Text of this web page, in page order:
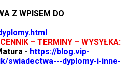
Z WPISEM DO
– TERMINY – WYSYŁKA:
- https://blog.vip-
swiadectwa---dyplomy-i-inne-